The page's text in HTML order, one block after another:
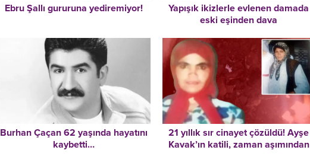
Ebru Şallı gururuna yediremiyor!
Yapışık ikizlerle evlenen damada
eski eşinden dava
Burhan Çaçan 62 yaşında hayatını
kaybetti…
21 yıllık sır cinayet çözüldü! Ayşe
Kavak’ın katili, zaman aşımından